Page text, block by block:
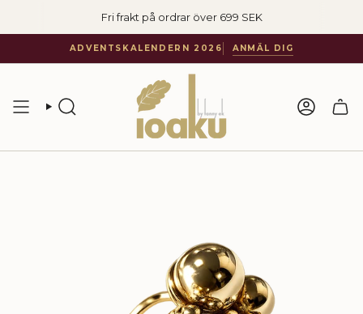
innehåll
Fri frakt på ordrar över 699 SEK
ADVENTSKALENDERN 2026 ANMÄL DIG
SÖKA KONTO